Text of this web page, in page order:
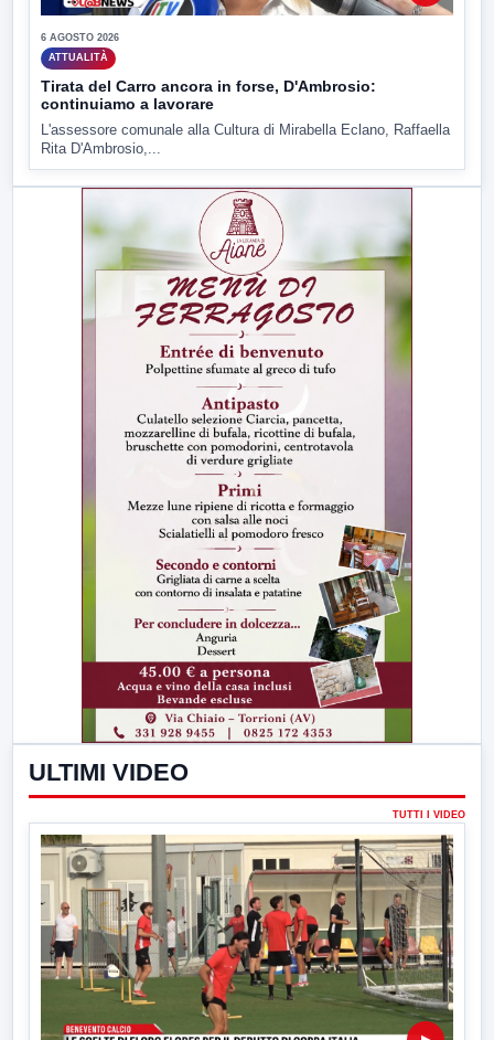
6 AGOSTO 2026
ATTUALITÀ
Tirata del Carro ancora in forse, D'Ambrosio:
continuiamo a lavorare
L'assessore comunale alla Cultura di Mirabella Eclano, Raffaella
Rita D'Ambrosio,...
ULTIMI VIDEO
TUTTI I VIDEO